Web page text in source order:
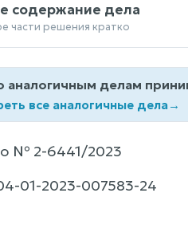
содержание дела
части решения кратко
аналогичным делам
все аналогичные дела→
№ 2-6441/2023
01-2023-007583-24